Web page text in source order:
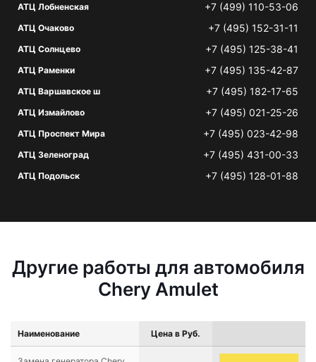
АТЦ Лобненская +7 (499) 110-53-06
АТЦ Очаково +7 (495) 152-31-11
АТЦ Солнцево +7 (495) 125-38-41
АТЦ Раменки +7 (495) 135-42-87
АТЦ Варшавское ш +7 (495) 182-17-65
АТЦ Измайлово +7 (495) 021-25-26
АТЦ Проспект Мира +7 (495) 023-42-98
АТЦ Зеленоград +7 (495) 431-00-33
АТЦ Подольск +7 (495) 128-01-88
Другие работы для автомобиля
Chery Amulet
Наименование Цена в Руб.